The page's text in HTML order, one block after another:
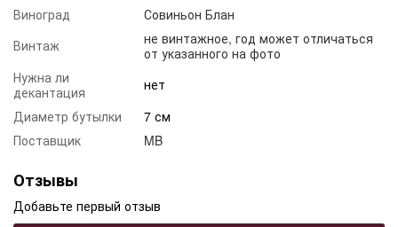
Виноград
Совиньон Блан
Винтаж
не винтажное, год может отличаться
от указанного на фото
Нужна ли
декантация
нет
Диаметр бутылки
7 см
Поставщик
MB
Отзывы
Добавьте первый отзыв